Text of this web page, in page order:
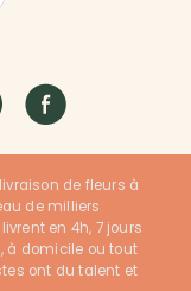
de fleurs à
de milliers
en 4h, 7 jours
à domicile ou tout
ont du talent et